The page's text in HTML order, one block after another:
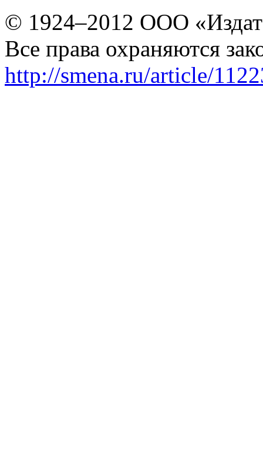
© 1924–2012 ООО
Все права охраняются
http://smena.ru/article/